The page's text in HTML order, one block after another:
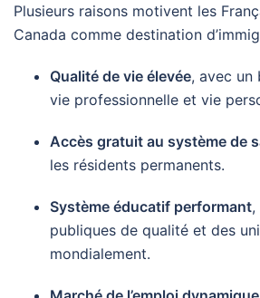
Plusieurs raisons motivent les
Canada comme destination
Qualité de vie élevée, avec un
vie professionnelle et vie
Accès gratuit au système de
les résidents permanents.
Système éducatif performant,
publiques de qualité et des
mondialement.